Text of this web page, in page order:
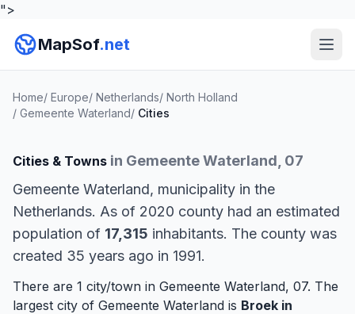
">
MapSof.net
Home/ Europe/ Netherlands/ North Holland
/ Gemeente Waterland/ Cities
Cities & Towns in Gemeente Waterland, 07
Gemeente Waterland, municipality in the
Netherlands. As of 2020 county had an estimated
population of 17,315 inhabitants. The county was
created 35 years ago in 1991.
There are 1 city/town in Gemeente Waterland, 07. The
largest city of Gemeente Waterland is Broek in